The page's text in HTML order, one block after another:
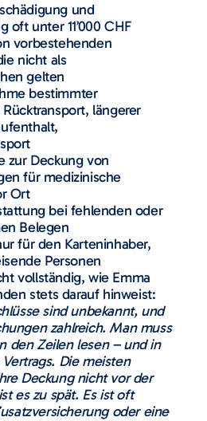
und
oft unter 11’000 CHF
vorbestehenden
nicht als
gelten
bestimmter
längerer
zur Deckung von
für medizinische
Ort
bei fehlenden oder
Belegen
für den Karteninhaber,
Personen
vollständig, wie Emma
stets darauf hinweist:
sind unbekannt, und
zahlreich. Man muss
den Zeilen lesen – und in
Die meisten
Deckung nicht vor der
es zu spät. Es ist oft
oder eine